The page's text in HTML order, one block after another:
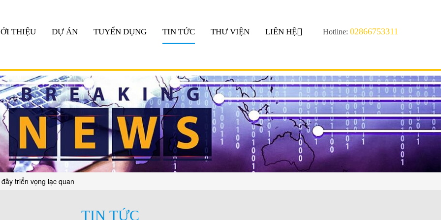
THIỆU DỰ ÁN TUYỂN DỤNG TIN TỨC THƯ VIỆN LIÊN HỆ Hotline: 02866753311
triển vọng lạc quan
TIN TỨC